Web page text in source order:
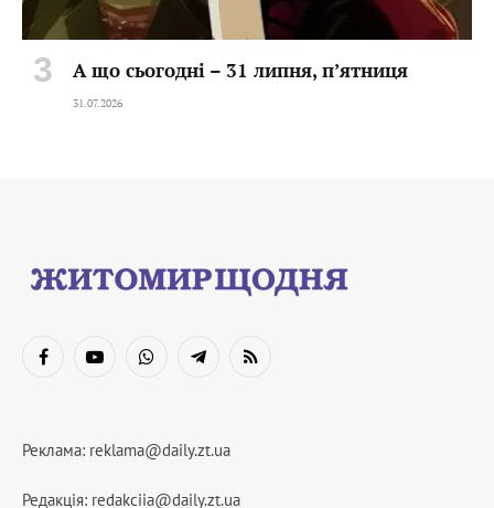
А що сьогодні – 31 липня, пʼятниця
31.07.2026
FacebookYouTubeWhatsAppTelegramRSS
Реклама: reklama@daily.zt.ua
Редакція: redakciia@daily.zt.ua